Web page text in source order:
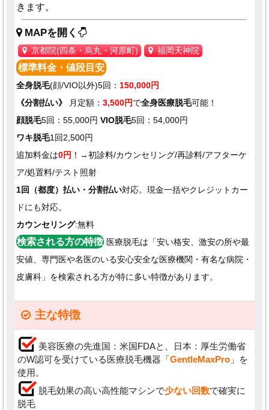
きます。
MAPを開く
京都院(四条・烏丸・河原町) 福岡天神院
標準料金・値段目安
全身脱毛(顔/VIO以外)5回： 150,000円
《分割払い》
月定額： 3,500円で全身医療脱毛可能！
顔脱毛5回：55,000円 VIO脱毛5回：54,000円
ワキ脱毛1回2,500円
追加料金は0円 ！→初診料/カウンセリング/再診料/アフターケ
ア/処置料/テスト照射
1回（都度）払い・分割払い対応。現金一括やクレジットカー
ドにも対応。
カウンセリング:無料
検索される方の特徴 医療脱毛は「安い格安、激安の所や最
安値、専門医や名医のいる安心安全な医療機関・有名な病院・
皮膚科」を検索される方が特に多い特徴があります。
主な特徴
美容医療の先進国：米国FDAと、日本：厚生労働省
のW認可を受けている医療脱毛機器「 GentleMaxPro 」を
使用。
脱毛効果の高い高性能マシンで少ない回数で確実に
脱毛